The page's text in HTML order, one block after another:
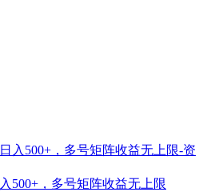
500+，多号矩阵收益无上限